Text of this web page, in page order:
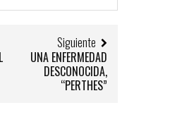
Siguiente
UNA ENFERMEDAD
DESCONOCIDA,
“PERTHES”